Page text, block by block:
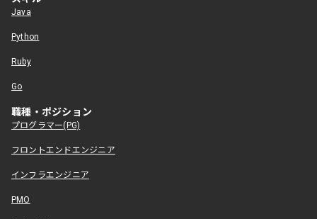
Java
Python
Ruby
Go
職種・ポジション
プログラマー(PG)
フロントエンドエンジニア
インフラエンジニア
PMO